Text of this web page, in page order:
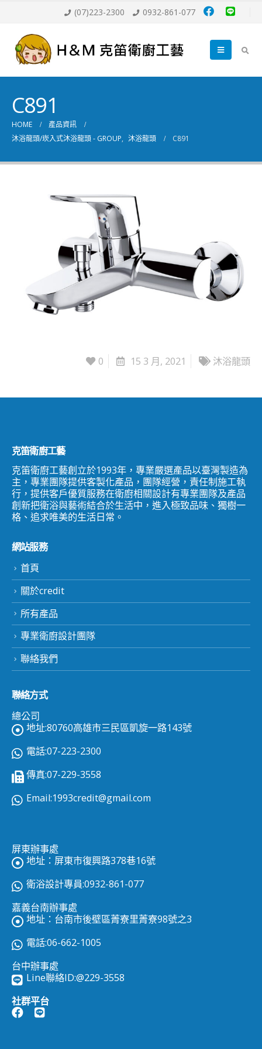
(07)223-2300 0932-861-077
C891
HOME
產品資訊
沐浴龍頭/崁入式沐浴龍頭 - GROUP, 沐浴龍頭 C891
0 15 3 月, 2021 沐浴龍頭
克笛衛廚工藝
克笛衛廚工藝創立於1993年，專業嚴選產品以臺灣製造為
主，專業團隊提供客製化產品，團隊經營，責任制施工執
行，提供客戶優質服務在衛廚相關設計有專業團隊及產品
創新把衛浴與藝術結合於生活中，進入極致品味、獨樹一
格、追求唯美的生活日常。
網站服務
首頁
關於credit
所有產品
專業衛廚設計團隊
聯絡我們
聯絡方式
總公司
地址:80760高雄市三民區凱旋一路143號
電話:07-223-2300
傳真:07-229-3558
Email:1993credit@gmail.com
屏東辦事處
地址：屏東市復興路378巷16號
衛浴設計專員:0932-861-077
嘉義台南辦事處
地址：台南市後壁區菁寮里菁寮98號之3
電話:06-662-1005
台中辦事處
Line聯絡ID:@229-3558
社群平台